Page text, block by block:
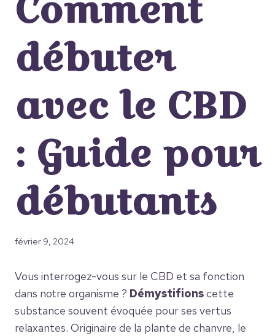
débuter
avec le CBD
: Guide pour
débutants
février 9, 2024
Vous interrogez-vous sur le CBD et sa fonction
dans notre organisme ? Démystifionscette
substance souvent évoquée pour ses vertus
relaxantes. Originaire de la plante de chanvre, le